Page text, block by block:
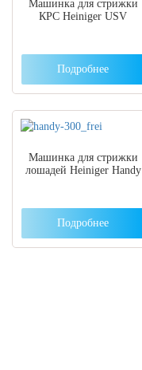
Машинка для стрижки
КРС Heiniger USV
Подробнее
Машинка для стрижки
лошадей Heiniger Handy
Подробнее